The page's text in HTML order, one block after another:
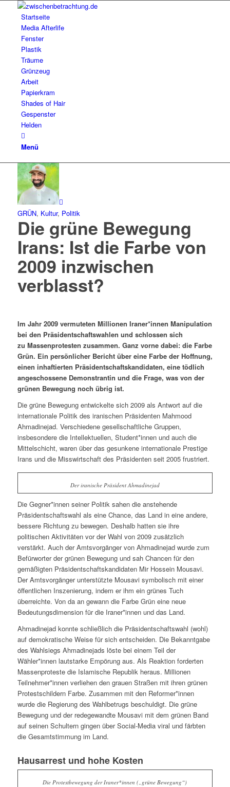
Startseite
Media Afterlife
Fenster
Plastik
Träume
Grünzeug
Arbeit
Papierkram
Shades of Hair
Gespenster
Helden
Menü
GRÜN, Kultur, Politik
Die grüne Bewegung
Irans: Ist die Farbe von
2009 inzwischen
verblasst?
Im Jahr 2009 vermuteten Millionen Iraner*innen Manipulation
bei den Präsidentschaftswahlen und schlossen sich
zu Massenprotesten zusammen. Ganz vorne dabei: die Farbe
Grün. Ein persönlicher Bericht über eine Farbe der Hoffnung,
einen inhaftierten Präsidentschaftskandidaten, eine tödlich
angeschossene Demonstrantin und die Frage, was von der
grünen Bewegung noch übrig ist.
Die grüne Bewegung entwickelte sich 2009 als Antwort auf die
internationale Politik des iranischen Präsidenten Mahmood
Ahmadinejad. Verschiedene gesellschaftliche Gruppen,
insbesondere die Intellektuellen, Student*innen und auch die
Mittelschicht, waren über das gesunkene internationale Prestige
Irans und die Misswirtschaft des Präsidenten seit 2005 frustriert.
Der iranische Präsident Ahmadinejad
Die Gegner*innen seiner Politik sahen die anstehende
Präsidentschaftswahl als eine Chance, das Land in eine andere,
bessere Richtung zu bewegen. Deshalb hatten sie ihre
politischen Aktivitäten vor der Wahl von 2009 zusätzlich
verstärkt. Auch der Amtsvorgänger von Ahmadinejad wurde zum
Befürworter dergrünenBewegung und sah Chancen für den
gemäßigten Präsidentschaftskandidaten Mir Hossein Mousavi.
Der Amtsvorgänger unterstützte Mousavi symbolisch mit einer
öffentlichen Inszenierung, indem er ihm ein grünes Tuch
überreichte. Von da an gewann die Farbe Grün eine neue
Bedeutungsdimension für die Iraner*innen und das Land.
Ahmadinejad konnte schließlich die Präsidentschaftswahl (wohl)
auf demokratische Weise für sich entscheiden. Die Bekanntgabe
des Wahlsiegs Ahmadinejads löste bei einem Teil der
Wähler*innen lautstarke Empörung aus. Als Reaktion forderten
Massenproteste die Islamische Republik heraus. Millionen
Teilnehmer*innen verliehen den grauen Straßen mit ihren grünen
Protestschildern Farbe. Zusammen mit den Reformer*innen
wurde die Regierung des Wahlbetrugs beschuldigt. Die grüne
Bewegung und der redegewandte Mousavi mit dem grünen Band
auf seinen Schulterngingen über Social-Media viral und färbten
die Gesamtstimmung im Land.
Hausarrest und hohe Kosten
Die Protestbewegung der Iraner*innen („grüne Bewegung“)